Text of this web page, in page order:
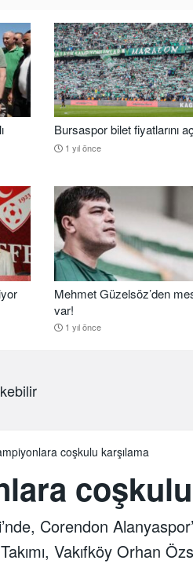
Bursaspor bilet fiyatlarını
1 yıl önce
Mehmet Güzelsöz’den
var!
1 yıl önce
coşkulu karşılama
Corendon
Vakıfköy Orhan